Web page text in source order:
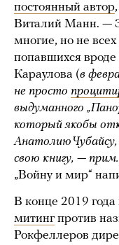
постоянный автор
Виталий Манн. —
многие, но не
попавшихся
Караулова (в
не просто
выдуманного
который якобы
Анатолию
свою книгу, —
„Войну и мир“
В конце 2019
митингпротив
Рокфеллеров